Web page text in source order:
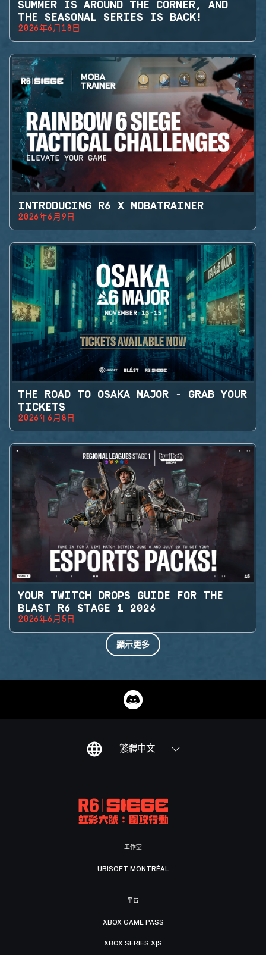
SUMMER IS AROUND THE CORNER, AND
THE SEASONAL SERIES IS BACK!
2026年6月18日
INTRODUCING R6 X MOBATRAINER
2026年6月9日
THE ROAD TO OSAKA MAJOR - GRAB YOUR
TICKETS
2026年6月8日
YOUR TWITCH DROPS GUIDE FOR THE
BLAST R6 STAGE 1 2026
2026年6月5日
顯示更多
繁體中文
工作室
UBISOFT MONTRÉAL
平台
XBOX GAME PASS
XBOX SERIES X|S